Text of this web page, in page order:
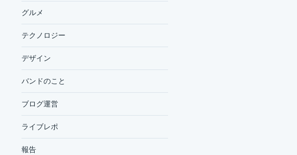
グルメ
テクノロジー
デザイン
バンドのこと
ブログ運営
ライブレポ
報告